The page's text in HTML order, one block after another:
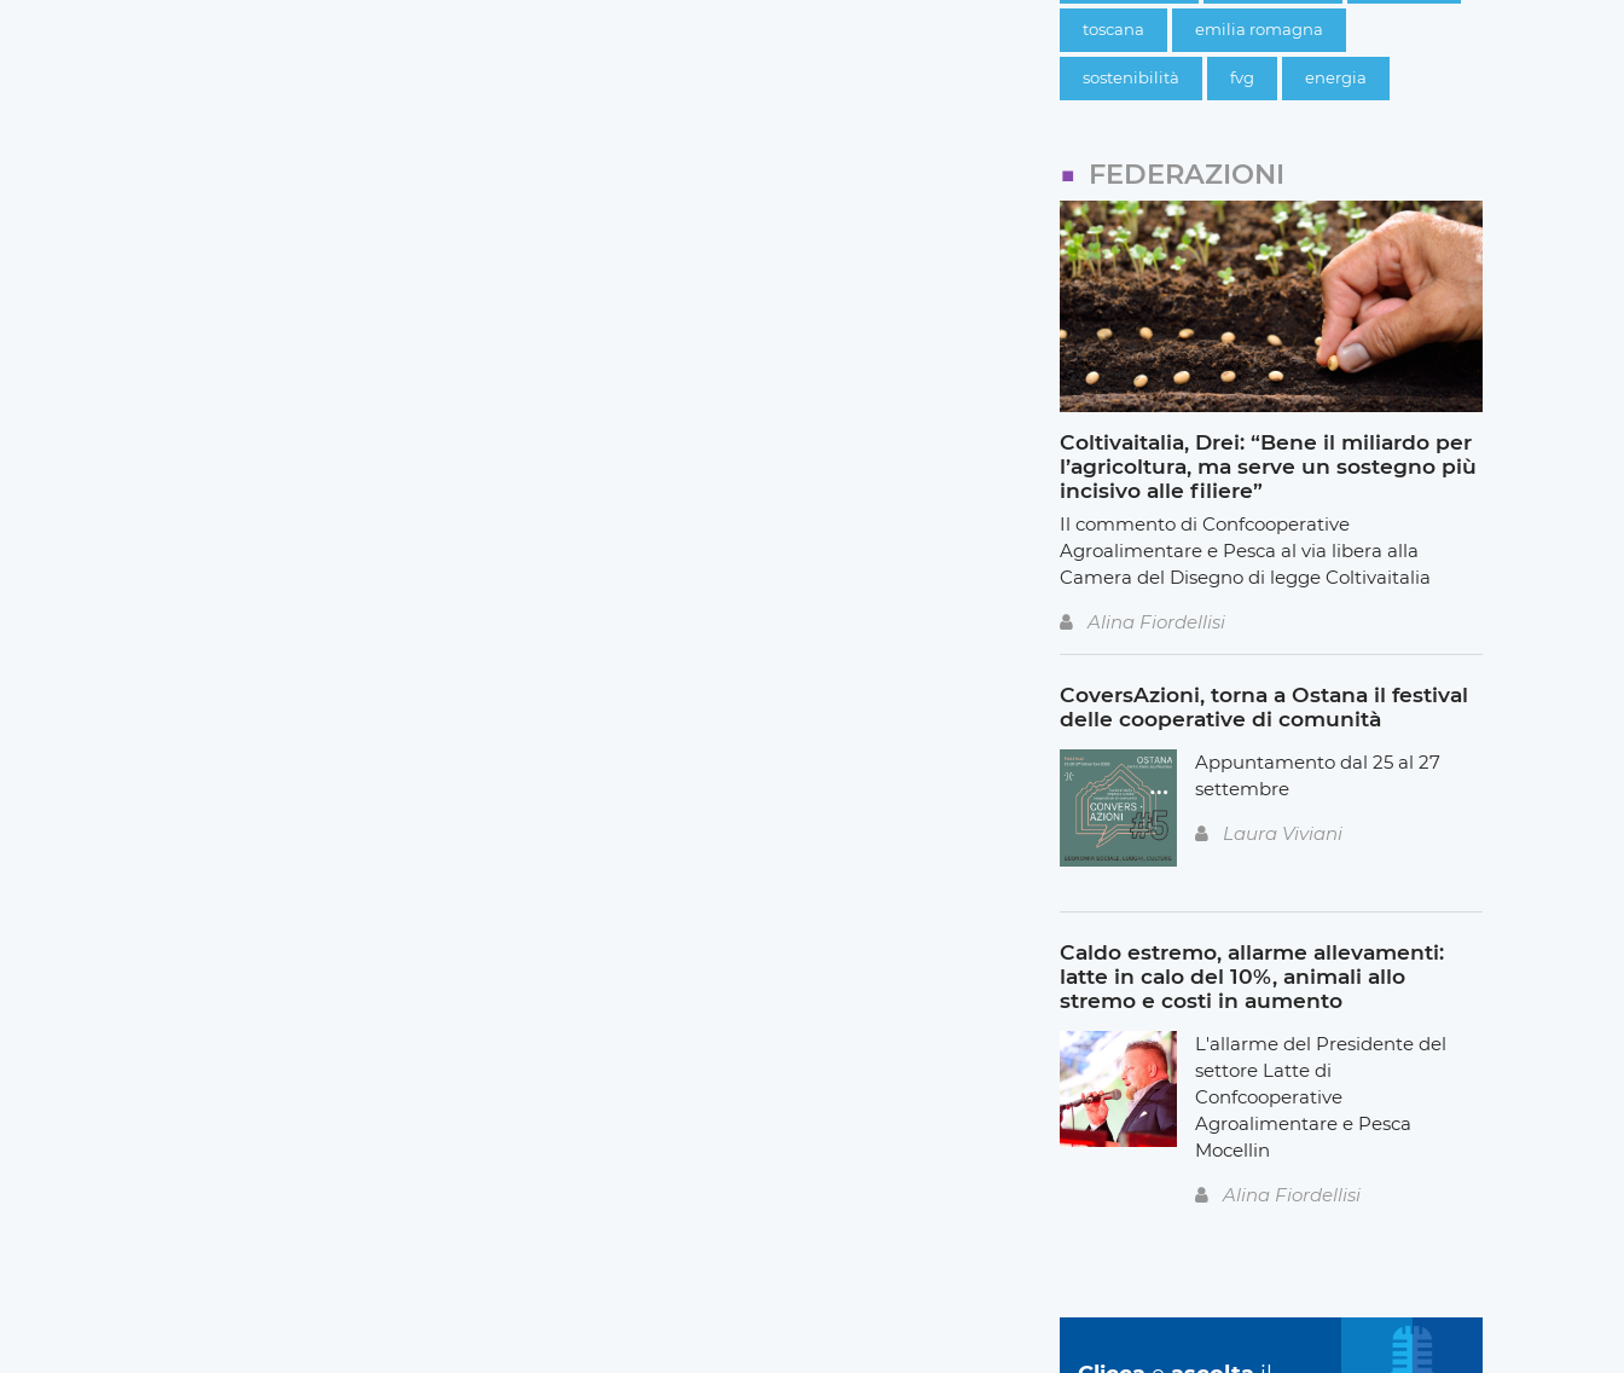
toscana emilia romagna
sostenibilità fvg energia
FEDERAZIONI
Coltivaitalia, Drei: “Bene il miliardo per
l’agricoltura, ma serve un sostegno più
incisivo alle filiere”
Il commento di Confcooperative
Agroalimentare e Pesca al via libera alla
Camera del Disegno di legge Coltivaitalia
Alina Fiordellisi
CoversAzioni, torna a Ostana il festival
delle cooperative di comunità
Appuntamento dal 25 al 27
settembre
Laura Viviani
Caldo estremo, allarme allevamenti:
latte in calo del 10%, animali allo
stremo e costi in aumento
L'allarme del Presidente del
settore Latte di
Confcooperative
Agroalimentare e Pesca
Mocellin
Alina Fiordellisi